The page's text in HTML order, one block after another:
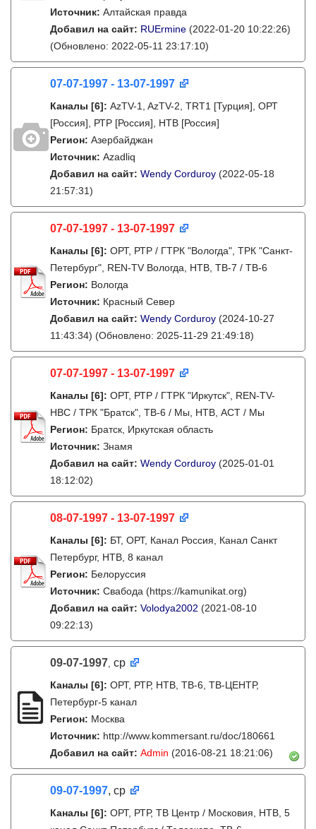
Источник: Алтайская правда
Добавил на сайт: RUErmine (2022-01-20 10:22:26)
(Обновлено: 2022-05-11 23:17:10)
07-07-1997 - 13-07-1997
Каналы [6]: AzTV-1, AzTV-2, TRT1 [Турция], ОРТ
[Россия], РТР [Россия], НТВ [Россия]
Регион: Азербайджан
Источник: Azadliq
Добавил на сайт: Wendy Corduroy (2022-05-18
21:57:31)
07-07-1997 - 13-07-1997
Каналы [6]: ОРТ, РТР / ГТРК "Вологда", ТРК "Санкт-
Петербург", REN-TV Вологда, НТВ, ТВ-7 / ТВ-6
Регион: Вологда
Источник: Красный Север
Добавил на сайт: Wendy Corduroy (2024-10-27
11:43:34) (Обновлено: 2025-11-29 21:49:18)
07-07-1997 - 13-07-1997
Каналы [6]: ОРТ, РТР / ГТРК "Иркутск", REN-TV-
НВС / ТРК "Братск", ТВ-6 / Мы, НТВ, АСТ / Мы
Регион: Братск, Иркутская область
Источник: Знамя
Добавил на сайт: Wendy Corduroy (2025-01-01
18:12:02)
08-07-1997 - 13-07-1997
Каналы [6]: БТ, ОРТ, Канал Россия, Канал Санкт
Петербург, НТВ, 8 канал
Регион: Белоруссия
Источник: Свабода (https://kamunikat.org)
Добавил на сайт: Volodya2002 (2021-08-10
09:22:13)
09-07-1997, ср
Каналы [6]: ОРТ, РТР, НТВ, ТВ-6, ТВ-ЦЕНТР,
Петербург-5 канал
Регион: Москва
Источник: http://www.kommersant.ru/doc/180661
Добавил на сайт: Admin (2016-08-21 18:21:06)
09-07-1997, ср
Каналы [6]: ОРТ, РТР, ТВ Центр / Московия, НТВ, 5